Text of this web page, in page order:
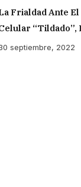
Frialdad Ante
“tildado”,
Y : Las
septiembre, 2022